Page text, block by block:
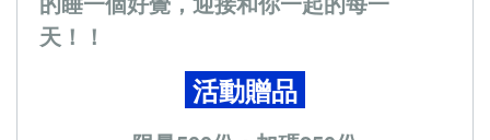
天！！
活動贈品